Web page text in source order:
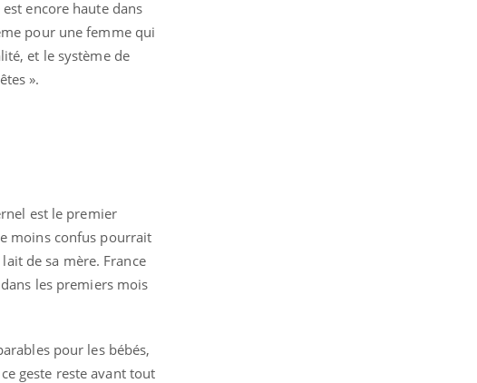
encore haute dans
pour une femme qui
et le système de
».
est le premier
moins confus pourrait
de sa mère. France
les premiers mois
pour les bébés,
geste reste avant tout